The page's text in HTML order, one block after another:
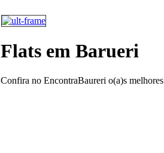
Flats em Barueri
Confira no EncontraBaureri o(a)s melhores